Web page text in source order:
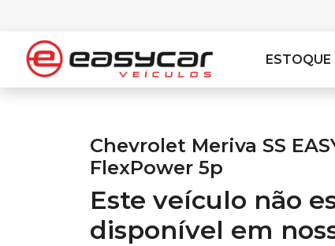
ESTOQUE
Chevrolet Meriva SS
FlexPower 5p
Este veículo não
disponível em